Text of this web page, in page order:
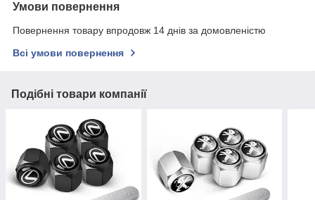
Умови повернення
Повернення товару впродовж 14 днів за домовленістю
Всі умови повернення
Подібні товари компанії